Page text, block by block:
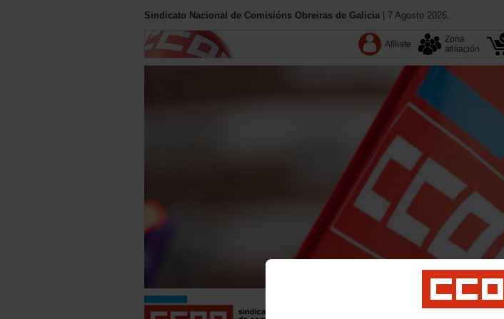
Sindicato Nacional de Comisións Obreiras de Galicia | 7 Agosto 2026.
Afíliate
Zona
afiliación